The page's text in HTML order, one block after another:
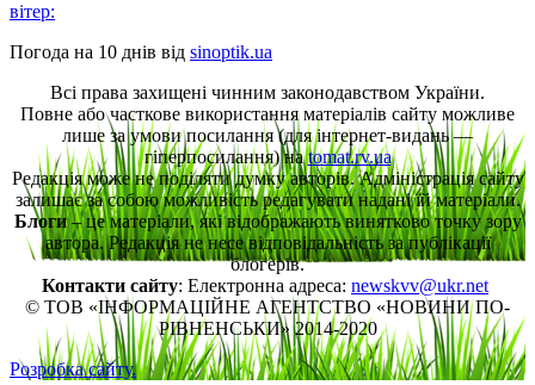
вітер:
Погода на 10 днів від sinoptik.ua
Всі права захищені чинним законодавством України.
Повне або часткове використання матеріалів сайту можливе
лише за умови посилання (для інтернет-видань —
гіперпосилання) наtomat.rv.ua
Редакція може не поділяти думку авторів. Адміністрація сайту
залишає за собою можливість редагувати надані їй матеріали.
Блоги– це матеріали, які відображають винятково точку зору
автора. Редакція не несе відповідальність за публікації
блогерів.
Контакти сайту: Електронна адреса: newskvv@ukr.net
© ТОВ «ІНФОРМАЦІЙНЕ АГЕНТСТВО «НОВИНИ ПО-
РІВНЕНСЬКИ» 2014-2020
Розробка сайту.